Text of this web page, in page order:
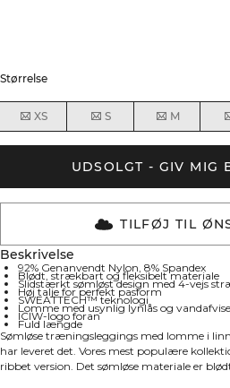
Størrelse
XS S M
UDSOLGT - GIV MIG
TILFØJ TIL
Beskrivelse
92% Genanvendt Nylon, 8% Spandex
Blødt, strækbart og fleksibelt materiale
Slidstærkt sømløst design med 4-vejs
Høj talje for perfekt pasform
SWEATTECH™ teknologi
Lomme med usynlig lynlås og
ICIW-logo foran
Fuld længde
Sømløse træningsleggings med lomme i
har leveret det. Vores mest populære
ribbet version. Det sømløse materiale er